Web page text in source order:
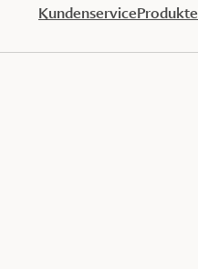
KundenserviceProdukte